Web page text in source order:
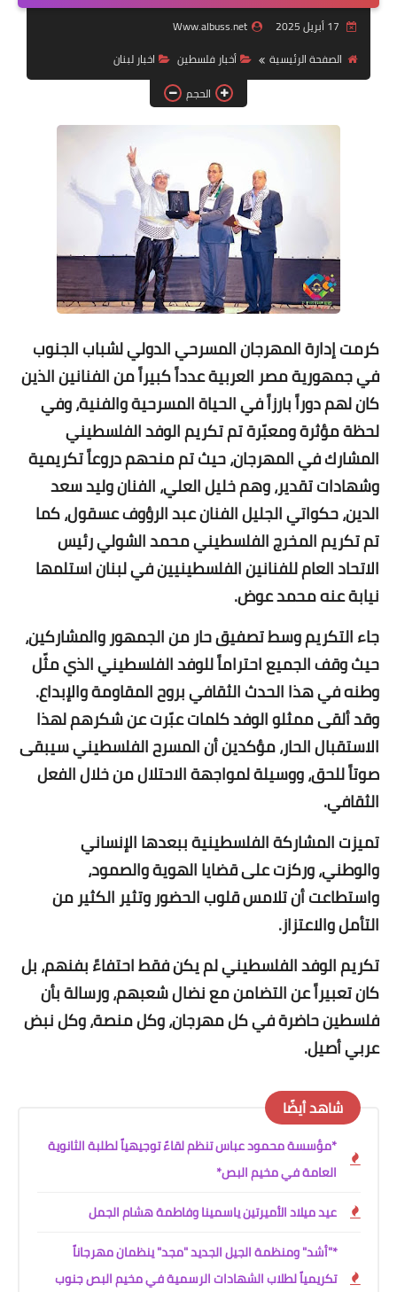
Www.albuss.net
الصفحة الرئيسية
أخبار فلسطين
اخبار لبنان
الحجم
كرمت إدارة المهرجان المسرحي الدولي لشباب الجنوب
في جمهورية مصر العربية عدداً كبيراً من الفنانين الذين
كان لهم دوراً بارزاً في الحياة المسرحية والفنية، وفي
لحظة مؤثرة ومعبّرة تم تكريم الوفد الفلسطيني
المشارك في المهرجان، حيث تم منحهم دروعاً تكريمية
وشهادات تقدير، وهم خليل العلي، الفنان وليد سعد
الدين، حكواتي الجليل الفنان عبد الرؤوف عسقول، كما
تم تكريم المخرج الفلسطيني محمد الشولي رئيس
الاتحاد العام للفنانين الفلسطينيين في لبنان استلمها
نيابة عنه محمد عوض.
جاء التكريم وسط تصفيق حار من الجمهور والمشاركين،
حيث وقف الجميع احتراماً للوفد الفلسطيني الذي مثّل
وطنه في هذا الحدث الثقافي بروح المقاومة والإبداع.
وقد ألقى ممثلو الوفد كلمات عبّرت عن شكرهم لهذا
الاستقبال الحار، مؤكدين أن المسرح الفلسطيني سيبقى
صوتاً للحق، ووسيلة لمواجهة الاحتلال من خلال الفعل
الثقافي.
تميزت المشاركة الفلسطينية ببعدها الإنساني
والوطني، وركزت على قضايا الهوية والصمود،
واستطاعت أن تلامس قلوب الحضور وتثير الكثير من
التأمل والاعتزاز.
تكريم الوفد الفلسطيني لم يكن فقط احتفاءً بفنهم، بل
كان تعبيراً عن التضامن مع نضال شعبهم، ورسالة بأن
فلسطين حاضرة في كل مهرجان، وكل منصة، وكل نبض
عربي أصيل.
شاهد أيضًا
*مؤسسة محمود عباس تنظم لقاءً توجيهياً لطلبة الثانوية
العامة في مخيم البص*
عيد ميلاد الأميرتين ياسمينا وفاطمة هشام الجمل
*"أشد" ومنظمة الجيل الجديد "مجد" ينظمان مهرجاناً
تكريمياً لطلاب الشهادات الرسمية في مخيم البص جنوب